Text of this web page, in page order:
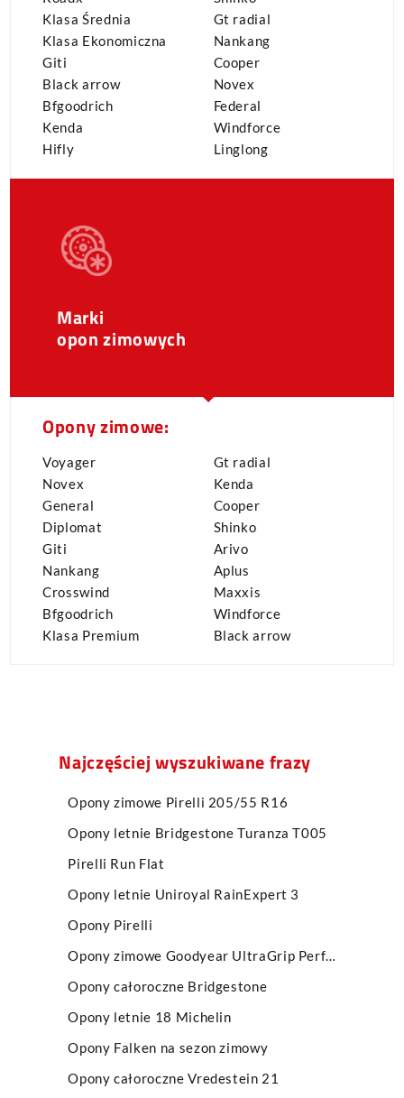
Klasa Średnia
Klasa Ekonomiczna
Giti
Black arrow
Bfgoodrich
Kenda
Hifly
Gt radial
Nankang
Cooper
Novex
Federal
Windforce
Linglong
Opony zimowe:
Voyager
Novex
General
Diplomat
Giti
Nankang
Crosswind
Bfgoodrich
Klasa Premium
Gt radial
Kenda
Cooper
Shinko
Arivo
Aplus
Maxxis
Windforce
Black arrow
Marki
opon zimowych
Najczęściej wyszukiwane frazy
Opony zimowe Pirelli 205/55 R16
Opony letnie Bridgestone Turanza T005
Pirelli Run Flat
Opony letnie Uniroyal RainExpert 3
Opony Pirelli
Opony zimowe Goodyear UltraGrip Performance
Opony całoroczne Bridgestone
Opony letnie 18 Michelin
Opony Falken na sezon zimowy
Opony całoroczne Vredestein 21